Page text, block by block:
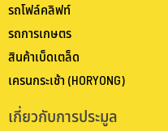
รถโฟล์คลิฟท์
รถการเกษตร
สินค้าเบ็ดเตล็ด
เครนกระเช้า (HORYONG)
เกี่ยวกับการประมูล